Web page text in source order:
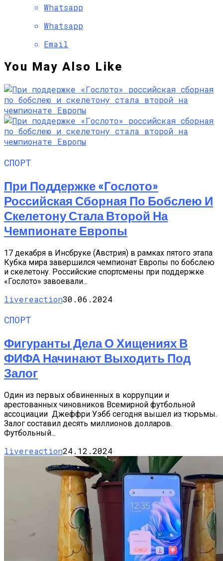
Whatsapp
Whatsapp
Email
You May Also Like
СПОРТ
При Поддержке «Гослото»
Российская Сборная По Бобслею И
Скелетону Стала Второй На
Чемпионате Европы
17 декабря в Инсбруке (Австрия) в рамках пятого этапа
Кубка мира завершился чемпионат Европы по бобслею
и скелетону. Российские спортсмены при поддержке
«Гослото» завоевали...
livereaction30.06.2024
СПОРТ
Фигуранты Дела О Хищениях В
ФИФА Начинают Выходить Под
Залог
Один из первых обвиненных в коррупции и
арестованных чиновников Всемирной футбольной
ассоциации Джеффри Уэбб сегодня вышел из тюрьмы.
Залог составил десять миллионов долларов.
Футбольный...
livereaction24.12.2024